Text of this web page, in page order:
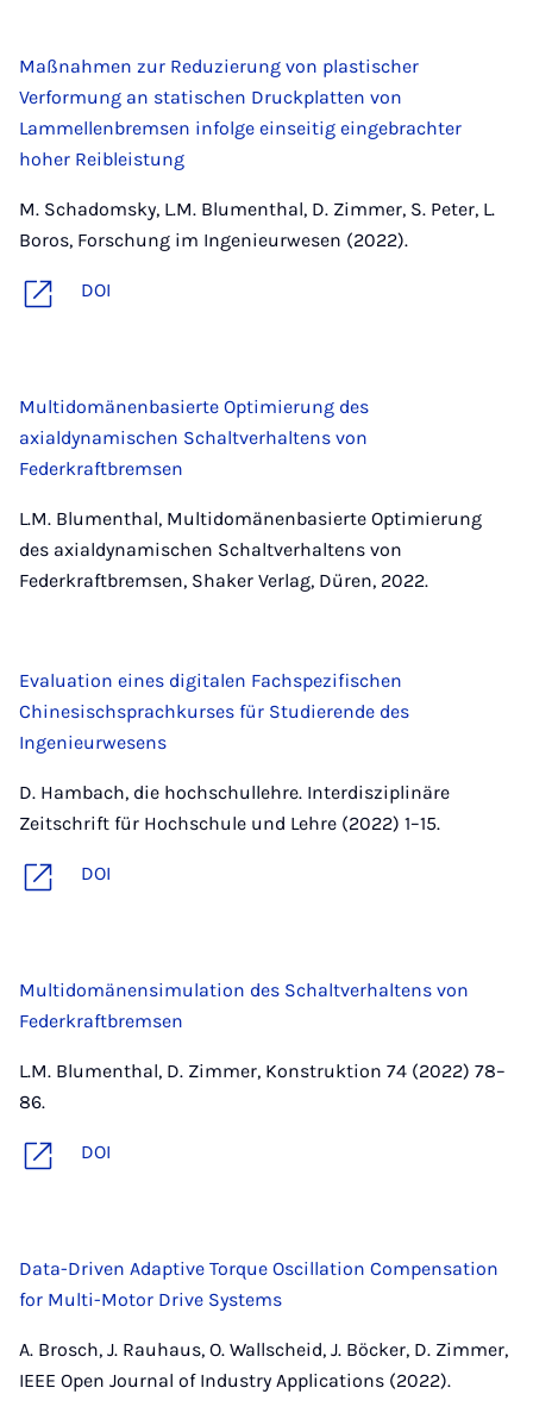
Maßnahmen zur Reduzierung von plastischer
Verformung an statischen Druckplatten von
Lammellenbremsen infolge einseitig eingebrachter
hoher Reibleistung
M. Schadomsky, L.M. Blumenthal, D. Zimmer, S. Peter, L.
Boros, Forschung im Ingenieurwesen (2022).
DOI
Multidomänenbasierte Optimierung des
axialdynamischen Schaltverhaltens von
Federkraftbremsen
L.M. Blumenthal, Multidomänenbasierte Optimierung
des axialdynamischen Schaltverhaltens von
Federkraftbremsen, Shaker Verlag, Düren, 2022.
Evaluation eines digitalen Fachspezifischen
Chinesischsprachkurses für Studierende des
Ingenieurwesens
D. Hambach, die hochschullehre. Interdisziplinäre
Zeitschrift für Hochschule und Lehre (2022) 1–15.
DOI
Multidomänensimulation des Schaltverhaltens von
Federkraftbremsen
L.M. Blumenthal, D. Zimmer, Konstruktion 74 (2022) 78–
86.
DOI
Data-Driven Adaptive Torque Oscillation Compensation
for Multi-Motor Drive Systems
A. Brosch, J. Rauhaus, O. Wallscheid, J. Böcker, D. Zimmer,
IEEE Open Journal of Industry Applications (2022).